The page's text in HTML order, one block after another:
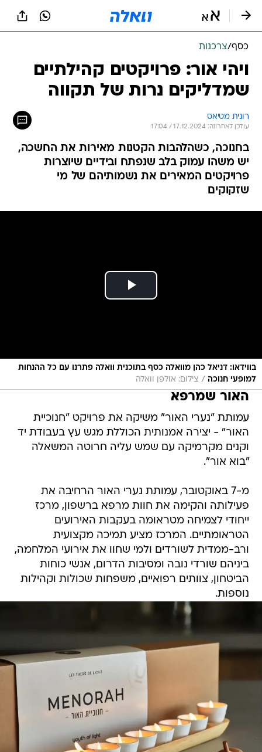
כסף/צרכנות
ויהי אור: פרויקטים קהילתיים
שמדליקים נרות של תקווה
רונית מטיאס
עודכן לאחרונה: 17.12.2024 / 17:04
בחנוכה, כשהלהבות הקטנות מאירות את החשכה,
יש משהו עמוק בלב שנפתח ובידיים שיוצרות
פרויקטים המאירים את נשמותיהם של מי
שזקוקים
בווידאו: דניאל כהן מוואלה כסף בתוכנית וואלה פתרנו עם כל ההנחות
למופעי חנוכה / צילום: אולפן וואלה
האור שמרפא
עמותת "נערי האור" משיקה את פרויקט "חנוכיית
האור" - יצירה אמנותית הכוללת מגש עץ בעבודת יד
וקנים מקרמיקה עם שמש עליה חרוטה המשאלה
"בוא אור".
מ-7 באוקטובר, עמותת נערי האור הרחיבה את
פעילותה והקימה את חוות מרפא ברשפון, מרכז
ייחודי לצמיחה מטראומה בעקבות האירועים
הטראומתיים. המרכז מציע תמיכה מקצועית
ורב-ממדית לשורדים ולמי שחוו את אירועי המלחמה,
ביניהם שורדי נובה ומסיבות הדרום, אנשי כוחות
הביטחון, צוותים רפואיים, משפחות שכולות וקהילות
נוספות.